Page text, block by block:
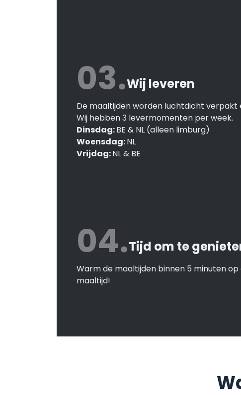
03.Wij leveren
De maaltijden worden luchtdicht verpakt
Wij hebben 3 levermomenten per week.
Dinsdag:BE & NL (alleen limburg)
Woensdag:NL
Vrijdag:NL & BE
04.Tijd om te
Warm de maaltijden binnen 5 minuten
maaltijd!